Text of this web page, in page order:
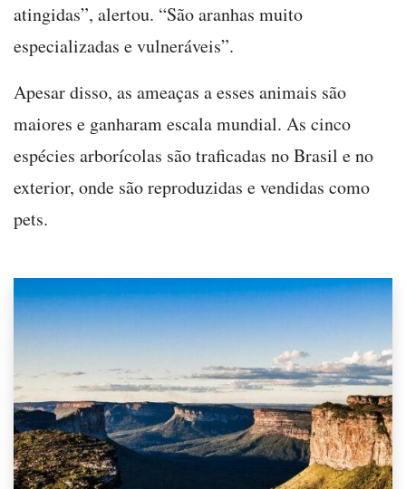
atingidas”, alertou. “São aranhas muito
especializadas e vulneráveis”.
Apesar disso, as ameaças a esses animais são
maiores e ganharam escala mundial. As cinco
espécies arborícolas são traficadas no Brasil e no
exterior, onde são reproduzidas e vendidas como
pets.